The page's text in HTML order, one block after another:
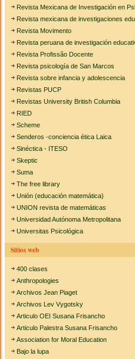
Revista Mexicana de Investigación en
Revista mexicana de investigaciones
Revista Movimento
Revista peruana de investigación
Revista Profissão Docente
Revista psicología de San Marcos
Revista sobre infancia y adolescencia
Revistas PUCP
Revistas University British Columbia
RIED
Scheme
Senderos -conciencia ética Laica
Sinéctica - ITESO
Skeptic
Suma
The free library
Unión (educación matemática)
UNION revista de matemáticas
Universidad Autónoma Metropolitana
Universitas Psicológica
Sitios web
400 clases
Anthropologies
Archivos Jean Piaget
Archivos Lev Vygotsky
Articulo OEI Susana Frisancho
Articulo Palestra Susana Frisancho
Association for Moral Education
Bajo la lupa